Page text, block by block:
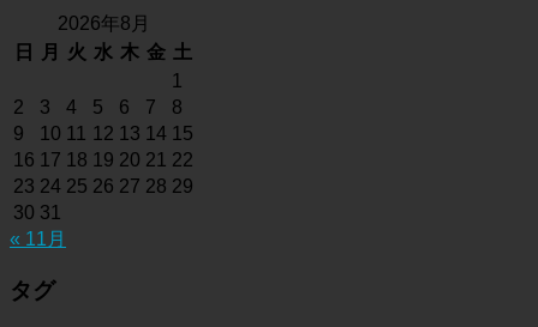
2026年8月
日
月 火 水 木 金 土
1
2
3 4 5 6 7
8
9
10 11 12 13 14 15
16 17 18 19 20 21 22
23 24 25 26 27 28 29
30 31
« 11月
タグ